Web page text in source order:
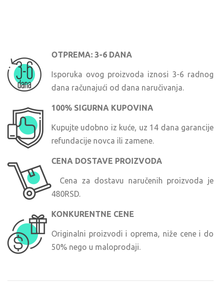
OTPREMA: 3-6 DANA
Isporuka ovog proizvoda iznosi 3-6 radnog
dana računajući od dana naručivanja.
100% SIGURNA KUPOVINA
Kupujte udobno iz kuće, uz 14 dana garancije
refundacije novca ili zamene.
CENA DOSTAVE PROIZVODA
Cena za dostavu naručenih proizvoda je
480RSD.
KONKURENTNE CENE
Originalni proizvodi i oprema, niže cene i do
50% nego u maloprodaji.